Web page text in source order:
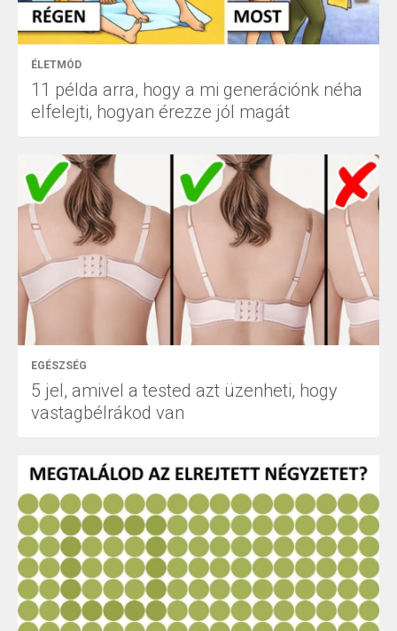
ÉLETMÓD
11 példa arra, hogy a mi generációnk néha
elfelejti, hogyan érezze jól magát
EGÉSZSÉG
5 jel, amivel a tested azt üzenheti, hogy
vastagbélrákod van